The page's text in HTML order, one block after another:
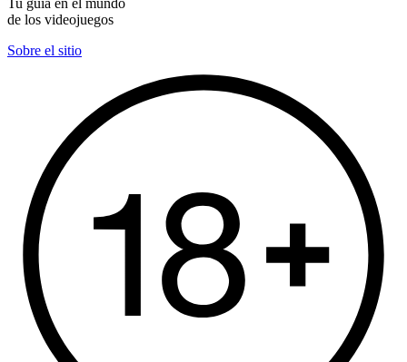
Tu guía en el mundo
de los videojuegos
Sobre el sitio